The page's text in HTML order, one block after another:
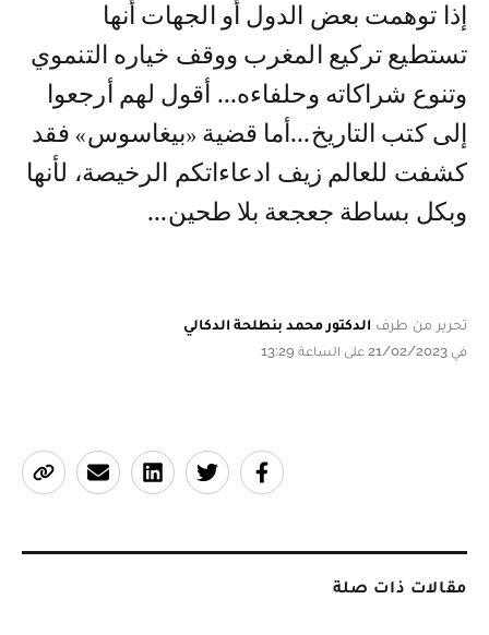
إذا توهمت بعض الدول أو الجهات أنها
تستطيع تركيع المغرب ووقف خياره التنموي
وتنوع شراكاته وحلفاءه... أقول لهم أرجعوا
إلى كتب التاريخ...أما قضية «بيغاسوس» فقد
كشفت للعالم زيف ادعاءاتكم الرخيصة، لأنها
وبكل بساطة جعجعة بلا طحين...
تحرير من طرف الدكتور محمد بنطلحة الدكالي
في 21/02/2023 على الساعة 13:29
مقالات ذات صلة